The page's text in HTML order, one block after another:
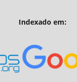
Indexado em: